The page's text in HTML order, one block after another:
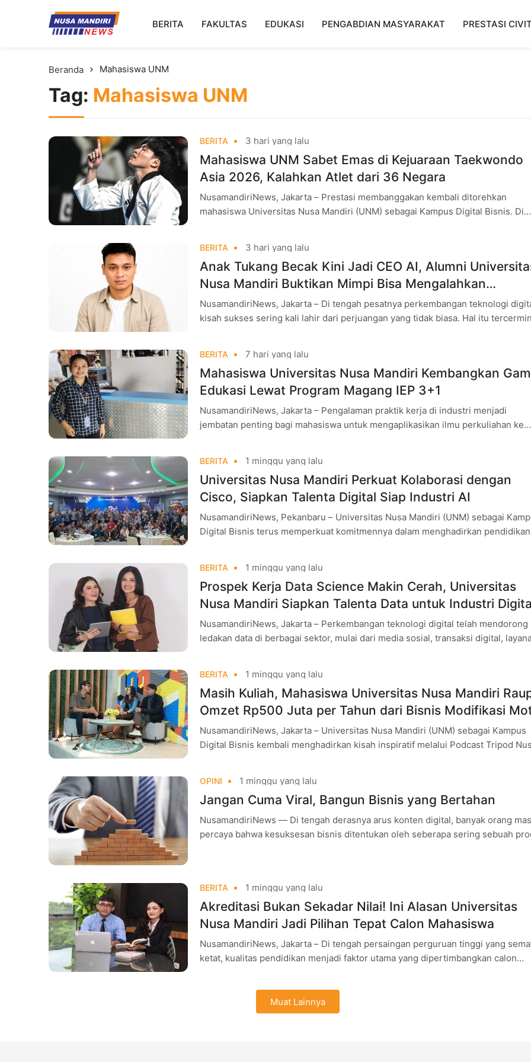
Kampus Digital Bisnis
Universitas Nusa Mandiri
BERITA FAKULTAS EDUKASI PENGABDIAN MASYARAKAT PRESTASI
Beranda Mahasiswa UNM
Tag: Mahasiswa UNM
BERITA 3 hari yang lalu
Mahasiswa UNM Sabet Emas di Kejuaraan Taekwondo
Asia 2026, Kalahkan Atlet dari 36 Negara
NusamandiriNews, Jakarta – Prestasi membanggakan kembali ditorehkan
mahasiswa Universitas Nusa Mandiri (UNM) sebagai Kampus Digital Bisnis. Di
BERITA 3 hari yang lalu
Anak Tukang Becak Kini Jadi CEO AI, Alumni
Nusa Mandiri Buktikan Mimpi Bisa Mengalahkan
Keterbatasan
NusamandiriNews, Jakarta – Di tengah pesatnya perkembangan teknologi
kisah sukses sering kali lahir dari perjuangan yang tidak biasa. Hal itu tercermin
BERITA 7 hari yang lalu
Mahasiswa Universitas Nusa Mandiri Kembangkan
Edukasi Lewat Program Magang IEP 3+1
NusamandiriNews, Jakarta – Pengalaman praktik kerja di industri menjadi
jembatan penting bagi mahasiswa untuk mengaplikasikan ilmu perkuliahan ke
BERITA 1 minggu yang lalu
Universitas Nusa Mandiri Perkuat Kolaborasi dengan
Cisco, Siapkan Talenta Digital Siap Industri AI
NusamandiriNews, Pekanbaru – Universitas Nusa Mandiri (UNM) sebagai
Digital Bisnis terus memperkuat komitmennya dalam menghadirkan pendidikan
BERITA 1 minggu yang lalu
Prospek Kerja Data Science Makin Cerah, Universitas
Nusa Mandiri Siapkan Talenta Data untuk Industri
NusamandiriNews, Jakarta – Perkembangan teknologi digital telah mendorong
ledakan data di berbagai sektor, mulai dari media sosial, transaksi digital,
BERITA 1 minggu yang lalu
Masih Kuliah, Mahasiswa Universitas Nusa Mandiri
Omzet Rp500 Juta per Tahun dari Bisnis Modifikasi
NusamandiriNews, Jakarta – Universitas Nusa Mandiri (UNM) sebagai Kampus
Digital Bisnis kembali menghadirkan kisah inspiratif melalui Podcast Tripod
OPINI 1 minggu yang lalu
Jangan Cuma Viral, Bangun Bisnis yang Bertahan
NusamandiriNews — Di tengah derasnya arus konten digital, banyak orang
percaya bahwa kesuksesan bisnis ditentukan oleh seberapa sering sebuah
BERITA 1 minggu yang lalu
Akreditasi Bukan Sekadar Nilai! Ini Alasan Universitas
Nusa Mandiri Jadi Pilihan Tepat Calon Mahasiswa
NusamandiriNews, Jakarta – Di tengah persaingan perguruan tinggi yang
ketat, kualitas pendidikan menjadi faktor utama yang dipertimbangkan calon
Muat Lainnya